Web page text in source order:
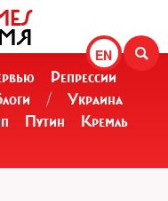
EN
Репрессии
/
Украина
Путин
Кремль